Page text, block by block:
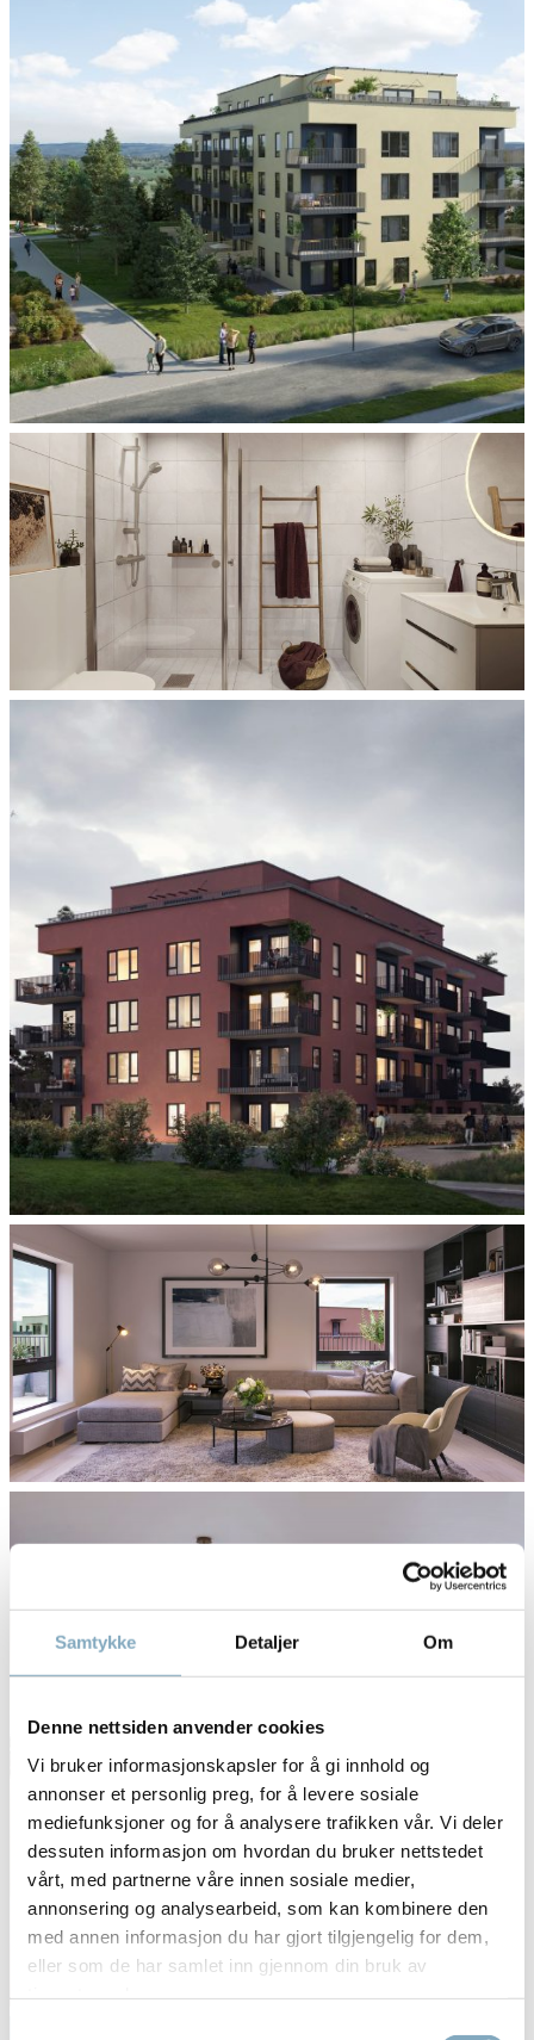
Samtykke Detaljer Om
Denne nettsiden anvender cookies
Vi bruker informasjonskapsler for å gi innhold og
annonser et personlig preg, for å levere sosiale
mediefunksjoner og for å analysere trafikken vår. Vi deler
dessuten informasjon om hvordan du bruker nettstedet
vårt, med partnerne våre innen sosiale medier,
annonsering og analysearbeid, som kan kombinere den
med annen informasjon du har gjort tilgjengelig for dem,
eller som de har samlet inn gjennom din bruk av